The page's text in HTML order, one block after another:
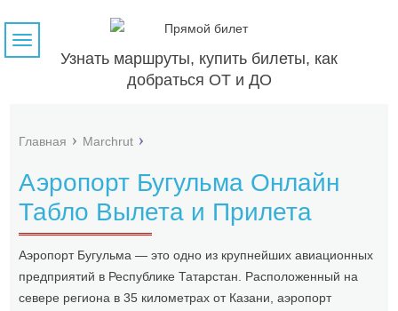
Узнать маршруты, купить билеты, как
добраться ОТ и ДО
Навигация
Главная Marchrut
Аэропорт Бугульма Онлайн
Табло Вылета и Прилета
Аэропорт Бугульма — это одно из крупнейших авиационных
предприятий в Республике Татарстан. Расположенный на
севере региона в 35 километрах от Казани, аэропорт